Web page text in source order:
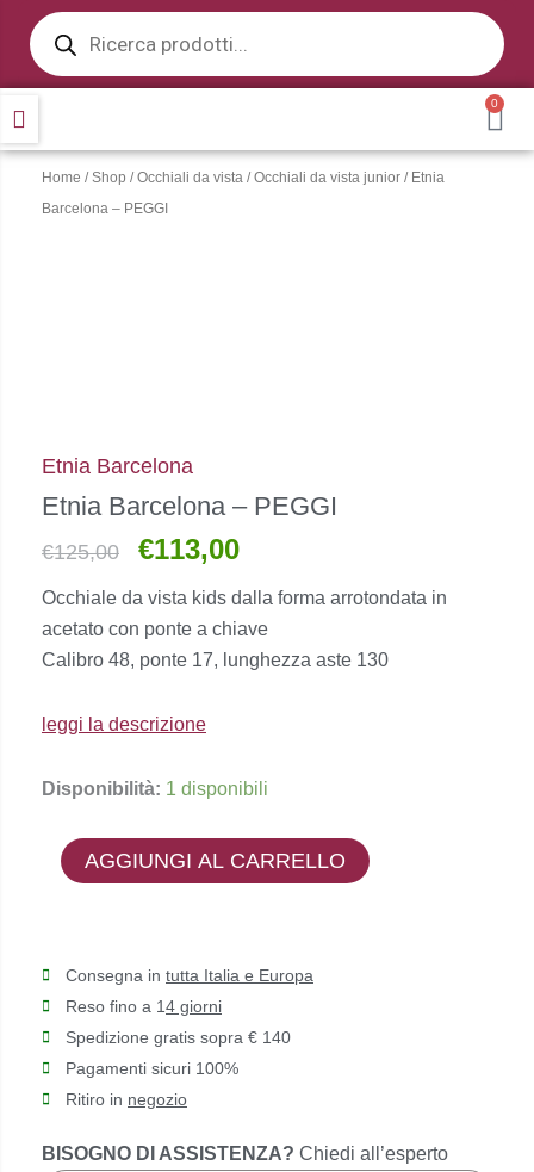
contenuto
Products
search
0
Home /Shop /Occhiali da vista /Occhiali da vista junior / Etnia
Barcelona – PEGGI
Etnia Barcelona
Etnia Barcelona – PEGGI
€125,00
Il
originale
era:
€125,00.
€113,00Il
attuale
è:
€113,00.
Occhiale da vista kids dalla forma arrotondata in
acetato con ponte a chiave
Calibro 48, ponte 17, lunghezza aste 130
leggi la descrizione
Disponibilità: 1 disponibili
Etnia
PEGGI
AGGIUNGI AL CARRELLO
Consegna in tutta Italia e Europa
Reso fino a 14 giorni
Spedizione gratis sopra € 140
Pagamenti sicuri 100%
Ritiro in negozio
BISOGNO DI ASSISTENZA? Chiedi all’esperto